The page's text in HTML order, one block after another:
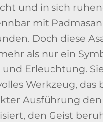
und in sich
mit
Doch diese
als nur ein
und Erleuchtung.
Werkzeug, das
Ausführung
den Geist